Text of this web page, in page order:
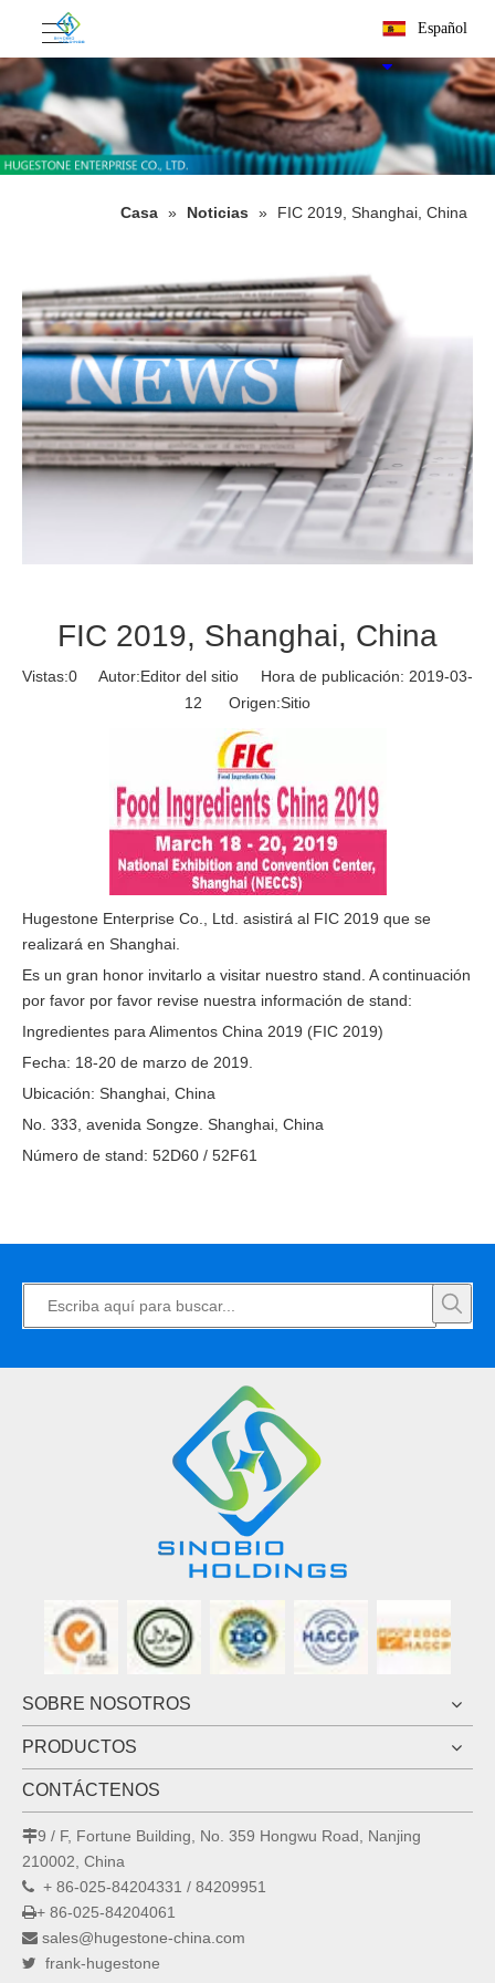
Español
Casa » Noticias » FIC 2019, Shanghai, China
FIC 2019, Shanghai, China
Vistas:0 Autor:Editor del sitio Hora de publicación: 2019-03-
12 Origen:Sitio
Hugestone Enterprise Co., Ltd. asistirá al FIC 2019 que se
realizará en Shanghai.
Es un gran honor invitarlo a visitar nuestro stand. A continuación
por favor por favor revise nuestra información de stand:
Ingredientes para Alimentos China 2019 (FIC 2019)
Fecha: 18-20 de marzo de 2019.
Ubicación: Shanghai, China
No. 333, avenida Songze. Shanghai, China
Número de stand: 52D60 / 52F61
SOBRE NOSOTROS
PRODUCTOS
CONTÁCTENOS
9 / F, Fortune Building, No. 359 Hongwu Road, Nanjing
210002, China
 + 86-025-84204331 / 84209951
+ 86-025-84204061
 sales@hugestone-china.com
 frank-hugestone